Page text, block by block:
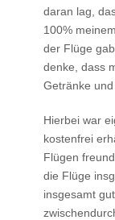
daran lag,
100%
der Flüge
denke, dass
Getränke
Hierbei war
kostenfrei
Flügen
die Flüge
insgesamt